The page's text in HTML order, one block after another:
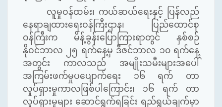
လူမှုဝန်ထမ်း၊ ကယ်ဆယ်ရေးနှင့် ပြန်လည်
နေရာချထားရေးဝန်ကြီးဌာန၊ ပြည်ထောင်စု
ဝန်ကြီးက မိန့်ခွန်းပြောကြားရာတွင် နှစ်စဉ်
နိုဝင်ဘာလ ၂၅ ရက်နေ့မှ ဒီဇင်ဘာလ ၁၀ ရက်နေ့
အတွင်း ကာလသည် အမျိုးသမီးများအပေါ်
အကြမ်းဖက်မှုပပျောက်ရေး ၁၆ ရက် တာ
လှုပ်ရှားမှုကာလဖြစ်ပါကြောင်း၊ ၁၆ ရက် တာ
လှုပ်ရှားမှုများ ဆောင်ရွက်ရခြင်း ရည်ရွယ်ချက်မှာ